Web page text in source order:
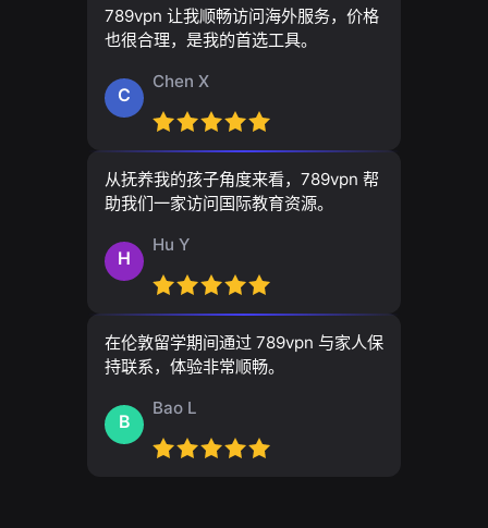
789vpn 让我顺畅访问海外服务，价格
也很合理，是我的首选工具。
C
Chen X
从抚养我的孩子角度来看，789vpn 帮
助我们一家访问国际教育资源。
H
Hu Y
在伦敦留学期间通过 789vpn 与家人保
持联系，体验非常顺畅。
B
Bao L